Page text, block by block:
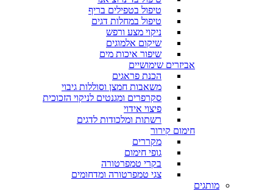
טיפול בטפילים בריף
טיפול במחלות דגים
ניקוי מצע ורפש
שיקום אלמוגים
שיפור איכות מים
אביזרים שימושיים
הכנת פראגים
משאבות חמצן וסוללות גיבוי
סקרפרים ומגנטים לניקוי הזכוכית
פיצוי אידוי
רשתות ומלכודות לדגים
חימום קירור
מקררים
גופי חימום
בקרי טמפרטורה
צגי טמפרטורה ומדחומים
מותגים